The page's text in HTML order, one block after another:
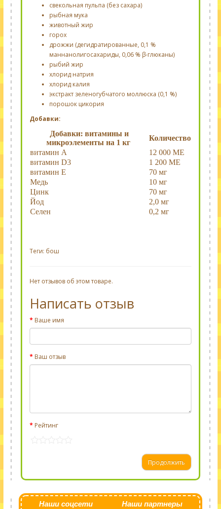
свекольная пульпа (без сахара)
рыбная мука
животный жир
горох
дрожжи (дегидратированные, 0,1 %
маннанолигосахариды, 0,06 % β-глюканы)
рыбий жир
хлорид натрия
хлорид калия
экстракт зеленогубчатого моллюска (0,1 %)
порошок цикория
Добавки:
Добавки: витамины и
микроэлементы на 1 кг
Количество
витамин А
12 000 МЕ
витамин D3
1 200 МЕ
витамин Е
70 мг
Медь
10 мг
Цинк
70 мг
Йод
2,0 мг
Селен
0,2 мг
Теги: бош
Нет отзывов об этом товаре.
Написать отзыв
Ваше имя
Ваш отзыв
Рейтинг
Продолжить
Наши соцсети Наши партнеры